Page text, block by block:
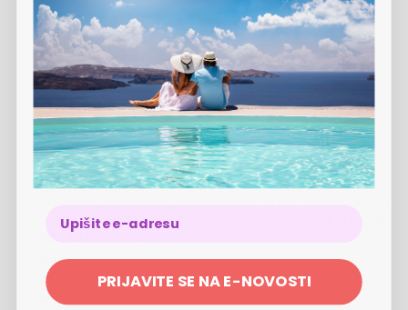
kupon zameniti u hotelski voucher
nahttp://register.hotelvoucheronline.com. Nakon toga
morate sa hotelskim voucherom rezervaciju napraviti
direktno sa hotelom
Rezervacija zavisi od raspoloživosti. Prilikom rezervacije
navedite broj svog kupona. Kupon vredi 1 godinu od dana
izdavanja.
Rezervaciju izvršite sa ponuđačem uz pomoć kupona
Popusti za decu (plaćanje u hotelu): 1 dete do 3 godine u
sobi sa roditeljima na pomoćnom ležaju boravi
doplata 40 €/osoba/noć (doručak uključen), dečji krevetić
besplatno (na zahtev)
Voucher morate predočiti prilikom prijave
Za više uzastopnih noćenja možete kupiti više kupona uz
prethodni dogovor sa ponuđačem
PRIJAVITE SE NA E-NOVOSTI